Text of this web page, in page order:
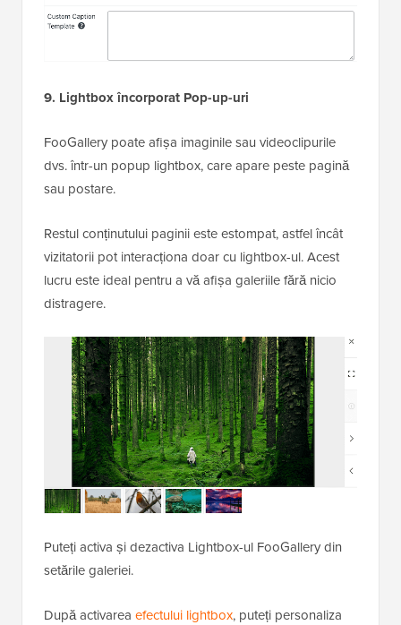
9. Lightbox încorporat Pop-up-uri
FooGallery poate afișa imaginile sau videoclipurile
dvs. într-un popup lightbox, care apare peste pagină
sau postare.
Restul conținutului paginii este estompat, astfel încât
vizitatorii pot interacționa doar cu lightbox-ul. Acest
lucru este ideal pentru a vă afișa galeriile fără nicio
distragere.
Puteți activa și dezactiva Lightbox-ul FooGallery din
setările galeriei.
După activarea efectului lightbox, puteți personaliza